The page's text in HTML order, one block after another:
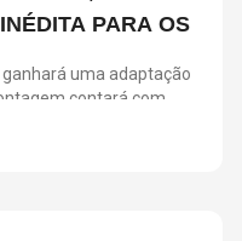
PARA OS
ganhará uma adaptação
contará com
de Thalyson
Laura Visconti e letras